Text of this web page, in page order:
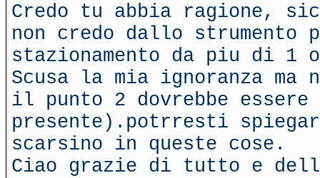
Credo tu abbia ragione,
non credo dallo strumento
stazionamento da piu di 1
Scusa la mia ignoranza
il punto 2 dovrebbe essere
presente).potrresti
scarsino in queste cose.
Ciao grazie di tutto e